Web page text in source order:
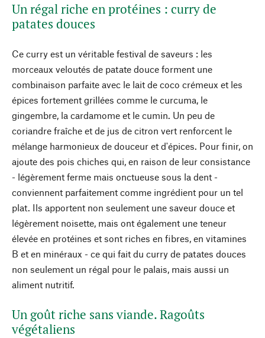
Un régal riche en protéines : curry de
patates douces
Ce curry est un véritable festival de saveurs : les
morceaux veloutés de patate douce forment une
combinaison parfaite avec le lait de coco crémeux et les
épices fortement grillées comme le curcuma, le
gingembre, la cardamome et le cumin. Un peu de
coriandre fraîche et de jus de citron vert renforcent le
mélange harmonieux de douceur et d'épices. Pour finir, on
ajoute des pois chiches qui, en raison de leur consistance
- légèrement ferme mais onctueuse sous la dent -
conviennent parfaitement comme ingrédient pour un tel
plat. Ils apportent non seulement une saveur douce et
légèrement noisette, mais ont également une teneur
élevée en protéines et sont riches en fibres, en vitamines
B et en minéraux - ce qui fait du curry de patates douces
non seulement un régal pour le palais, mais aussi un
aliment nutritif.
Un goût riche sans viande. Ragoûts
végétaliens